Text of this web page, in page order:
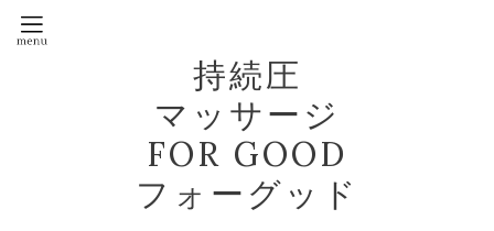
持続圧
マッサージ
FOR GOOD
フォーグッド